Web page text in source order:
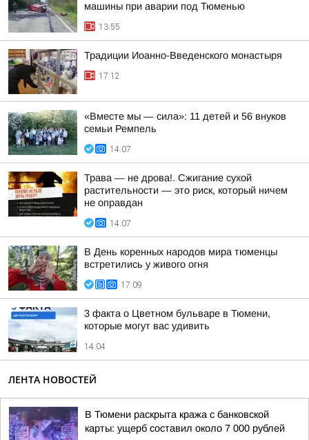
машины при аварии под Тюменью
13:55
Традиции Иоанно-Введенского монастыря
17:12
«Вместе мы — сила»: 11 детей и 56 внуков
семьи Ремпель
14:07
Трава — не дрова!. Сжигание сухой
растительности — это риск, который ничем
не оправдан
14:07
В День коренных народов мира тюменцы
встретились у живого огня
17:09
3 факта о Цветном бульваре в Тюмени,
которые могут вас удивить
14:04
ЛЕНТА НОВОСТЕЙ
В Тюмени раскрыта кража с банковской
карты: ущерб составил около 7 000 рублей